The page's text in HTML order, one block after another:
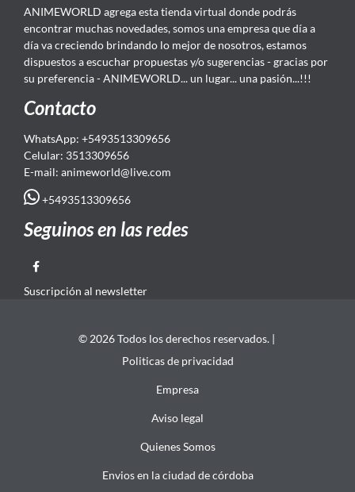
ANIMEWORLD agrega esta tienda virtual donde podrás
encontrar muchas novedades, somos una empresa que día a
día va creciendo brindando lo mejor de nosotros, estamos
dispuestos a escuchar propuestas y/o sugerencias - gracias por
su preferencia - ANIMEWORLD... un lugar... una pasión...!!!
Contacto
WhatsApp: +5493513309656
Celular: 3513309656
E-mail: animeworld@live.com
+5493513309656
Seguinos en las redes
Suscripción al newsletter
© 2026 Todos los derechos reservados. |
Politicas de privacidad
Empresa
Aviso legal
Quienes Somos
Envios en la ciudad de córdoba